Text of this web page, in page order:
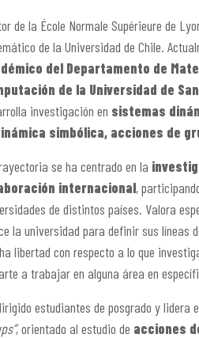
de la École Normale Supérieure de
de la Universidad de Chile.
del Departamento de
de la Universidad de
investigación en sistemas
simbólica, acciones de
se ha centrado en la
internacional,
de distintos países. Valora
la universidad para definir sus líneas
libertad con respecto a lo que
a trabajar en alguna área en
estudiantes de posgrado y lidera
, orientado al estudio de acciones